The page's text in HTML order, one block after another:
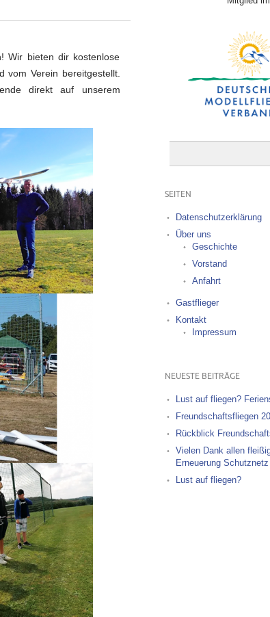
Wir bieten dir kostenlose
vom Verein bereitgestellt.
direkt auf unserem
SEITEN
Datenschutzerklärung
Über uns
Geschichte
Vorstand
Anfahrt
Gastflieger
Kontakt
Impressum
NEUESTE BEITRÄGE
Lust auf fliegen?
Freundschaftsfliegen
Rückblick
Vielen Dank allen
Erneuerung
Lust auf fliegen?